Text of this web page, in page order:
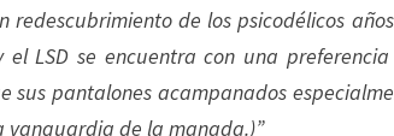
de los psicodélicos
LSD se encuentra con una
pantalones acampanados
vanguardia de la manada.)”